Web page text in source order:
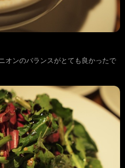
オンのバランスがとても良かったで